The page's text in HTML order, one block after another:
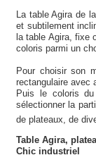
La table Agira de
et subtilement
la table Agira, fixe
coloris parmi un
Pour choisir son
rectangulaire avec
Puis le coloris
sélectionner la
de plateaux, de
Table Agira,
Chic industriel